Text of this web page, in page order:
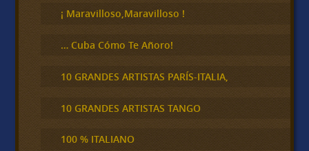
¡ Maravilloso,Maravilloso !
… Cuba Cómo Te Añoro!
10 GRANDES ARTISTAS PARÍS-ITALIA,
10 GRANDES ARTISTAS TANGO
100 % ITALIANO